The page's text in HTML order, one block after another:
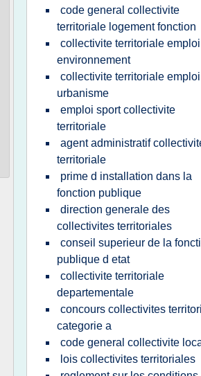
code general collectivite
territoriale logement fonction
collectivite territoriale emploi
environnement
collectivite territoriale emploi
urbanisme
emploi sport collectivite
territoriale
agent administratif
territoriale
prime d installation dans la
fonction publique
direction generale des
collectivites territoriales
conseil superieur de la
publique d etat
collectivite territoriale
departementale
concours collectivites
categorie a
code general collectivite
lois collectivites territoriales